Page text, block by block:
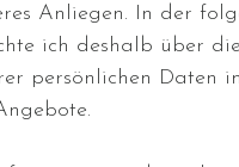
Anliegen. In der
ich deshalb über
persönlichen Daten